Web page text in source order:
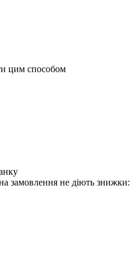
цим способом
замовлення не діють знижки: